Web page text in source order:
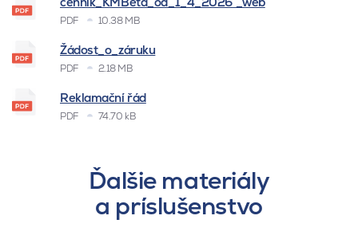
PDF 10.38 MB
Žádost_o_záruku
PDF 2.18 MB
Reklamační řád
PDF 74.70 kB
Ďalšie materiály
a príslušenstvo